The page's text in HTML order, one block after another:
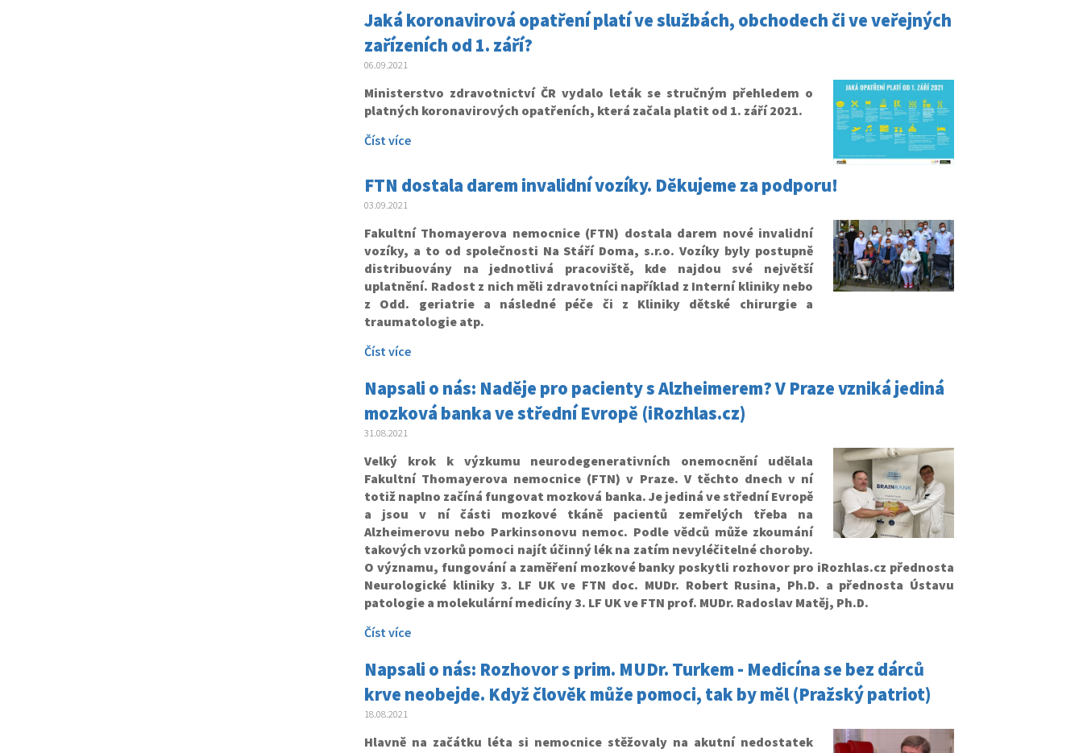
Jaká koronavirová opatření platí ve službách, obchodech či ve veřejných
zařízeních od 1. září?
06.09.2021
Ministerstvo zdravotnictví ČR vydalo leták se stručným přehledem o
platných koronavirových opatřeních, která začala platit od 1. září 2021.
Číst více
FTN dostala darem invalidní vozíky. Děkujeme za podporu!
03.09.2021
Fakultní Thomayerova nemocnice (FTN) dostala darem nové invalidní
vozíky, a to od společnosti Na Stáří Doma, s.r.o. Vozíky byly postupně
distribuovány na jednotlivá pracoviště, kde najdou své největší
uplatnění. Radost z nich měli zdravotníci například z Interní kliniky nebo
z Odd. geriatrie a následné péče či z Kliniky dětské chirurgie a
traumatologie atp.
Číst více
Napsali o nás: Naděje pro pacienty s Alzheimerem? V Praze vzniká jediná
mozková banka ve střední Evropě (iRozhlas.cz)
31.08.2021
Velký krok k výzkumu neurodegenerativních onemocnění udělala
Fakultní Thomayerova nemocnice (FTN) v Praze. V těchto dnech v ní
totiž naplno začíná fungovat mozková banka. Je jediná ve střední Evropě
a jsou v ní části mozkové tkáně pacientů zemřelých třeba na
Alzheimerovu nebo Parkinsonovu nemoc. Podle vědců může zkoumání
takových vzorků pomoci najít účinný lék na zatím nevyléčitelné choroby.
O významu, fungování a zaměření mozkové banky poskytli rozhovor pro iRozhlas.cz přednosta
Neurologické kliniky 3. LF UK ve FTN doc. MUDr. Robert Rusina, Ph.D. a přednosta Ústavu
patologie a molekulární medicíny 3. LF UK ve FTN prof. MUDr. Radoslav Matěj, Ph.D.
Číst více
Napsali o nás: Rozhovor s prim. MUDr. Turkem - Medicína se bez dárců
krve neobejde. Když člověk může pomoci, tak by měl (Pražský patriot)
18.08.2021
Hlavně na začátku léta si nemocnice stěžovaly na akutní nedostatek